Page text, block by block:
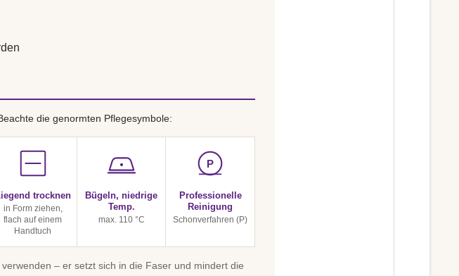
die genormten Pflegesymbole:
trocknen
in Form ziehen,
flach auf einem
Handtuch
Bügeln, niedrige
Temp.
max. 110 °C
P
Professionelle
Reinigung
Schonverfahren (P)
– er setzt sich in die Faser und mindert die